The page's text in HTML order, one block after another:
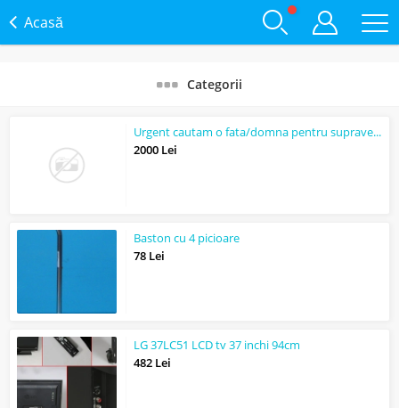
Acasă
Categorii
Urgent cautam o fata/domna pentru supraveghere a doi copii in Danemarca
2000 Lei
Baston cu 4 picioare
78 Lei
LG 37LC51 LCD tv 37 inchi 94cm
482 Lei